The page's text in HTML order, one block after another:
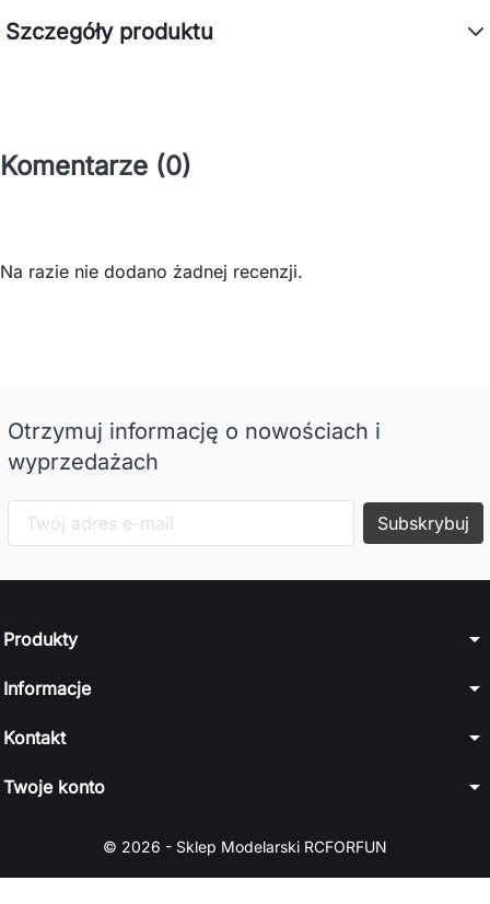
Szczegóły produktu
Komentarze (0)
Na razie nie dodano żadnej recenzji.
Otrzymuj informację o nowościach i
wyprzedażach
Produkty arrow_drop_down
Informacje arrow_drop_down
Kontakt arrow_drop_down
Twoje konto arrow_drop_down
© 2026 - Sklep Modelarski RCFORFUN